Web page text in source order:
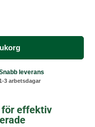
leverans
3 arbetsdagar
för effektiv